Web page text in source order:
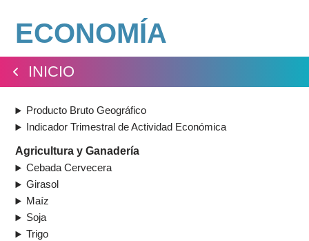
contenido
ECONOMÍA
INICIO
Producto Bruto Geográfico
Indicador Trimestral de Actividad Económica
Agricultura y Ganadería
Cebada Cervecera
Girasol
Maíz
Soja
Trigo